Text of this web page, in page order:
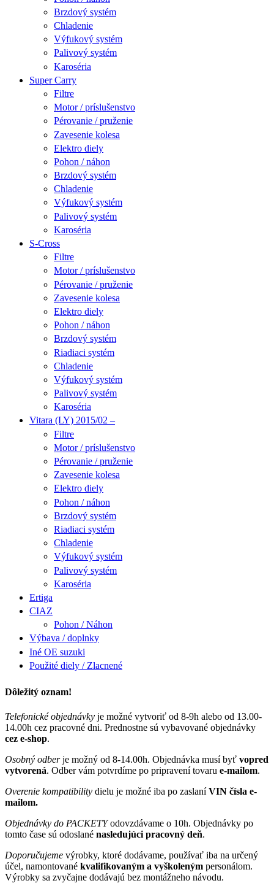
Brzdový systém
Chladenie
Výfukový systém
Palivový systém
Karoséria
Super Carry
Filtre
Motor / príslušenstvo
Pérovanie / pruženie
Zavesenie kolesa
Elektro diely
Pohon / náhon
Brzdový systém
Chladenie
Výfukový systém
Palivový systém
Karoséria
S-Cross
Filtre
Motor / príslušenstvo
Pérovanie / pruženie
Zavesenie kolesa
Elektro diely
Pohon / náhon
Brzdový systém
Riadiaci systém
Chladenie
Výfukový systém
Palivový systém
Karoséria
Vitara (LY) 2015/02 –
Filtre
Motor / príslušenstvo
Pérovanie / pruženie
Zavesenie kolesa
Elektro diely
Pohon / náhon
Brzdový systém
Riadiaci systém
Chladenie
Výfukový systém
Palivový systém
Karoséria
Ertiga
CIAZ
Pohon / Náhon
Výbava / doplnky
Iné OE suzuki
Použité diely / Zlacnené
Dôležitý oznam!
Telefonické objednávky je možné vytvoriť od 8-9h alebo od 13.00-
14.00h cez pracovné dni. Prednostne sú vybavované objednávky
cez e-shop.
Osobný odberje možný od 8-14.00h. Objednávka musí byť vopred
vytvorená. Odber vám potvrdíme po pripravení tovaru e-mailom.
Overenie kompatibility dielu je možné iba po zaslaníVIN čísla e-
mailom.
Objednávky do PACKETYodovzdávame o 10h. Objednávky po
tomto čase sú odoslané nasledujúci pracovný deň.
Doporučujeme výrobky, ktoré dodávame, používať iba na určený
účel, namontované kvalifikovaným a vyškoleným personálom.
Výrobky sa zvyčajne dodávajú bez montážneho návodu.